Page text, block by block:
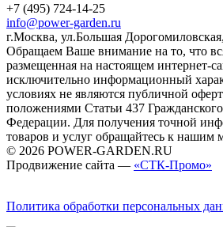
+7 (495) 724-14-25
info@power-garden.ru
г.Москва, ул.Большая
Обращаем Ваше внимание на то, что
размещенная на настоящем интернет-
исключительно информационный
условиях не являются публичной
положениями Статьи 437
Федерации. Для получения точной
товаров и услуг обращайтесь к нашим
© 2026 POWER-GARDEN.RU
Продвижение сайта — «СТК-Промо»
Политика обработки персональных